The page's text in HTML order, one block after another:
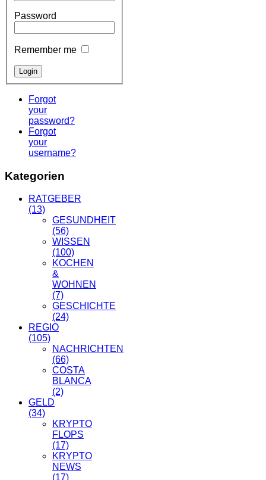
Password
Remember me
Forgot
your
password?
Forgot
your
username?
Kategorien
RATGEBER
(13)
GESUNDHEIT
(56)
WISSEN
(100)
KOCHEN
&
WOHNEN
(7)
GESCHICHTE
(24)
REGIO
(105)
NACHRICHTEN
(66)
COSTA
BLANCA
(2)
GELD
(34)
KRYPTO
FLOPS
(17)
KRYPTO
NEWS
(17)